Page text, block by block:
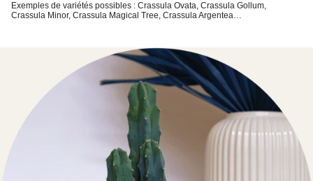
Exemples de variétés possibles : Crassula Ovata, Crassula Gollum,
Crassula Minor, Crassula Magical Tree, Crassula Argentea…